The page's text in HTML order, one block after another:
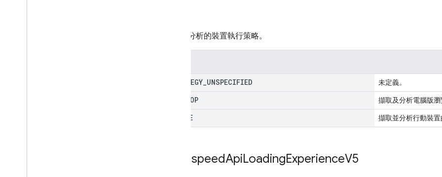
要用於分析的裝置執行策略。
STRATEGY UNSPECIFIED 未定義。
DESKTOP 擷取及分析電腦版
MOBILE 擷取並分析行動裝
PagespeedApiLoadingExperienceV5